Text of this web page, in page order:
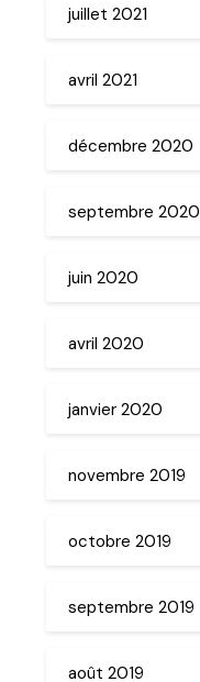
juillet 2021
avril 2021
décembre 2020
septembre 2020
juin 2020
avril 2020
janvier 2020
novembre 2019
octobre 2019
septembre 2019
août 2019